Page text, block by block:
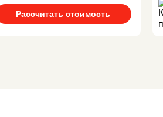
Рассчитать стоимость